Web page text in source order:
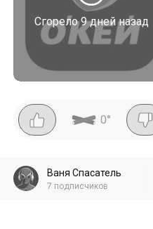
Сгорело9 дней назад
0°
Ваня Спасатель
7 подписчиков